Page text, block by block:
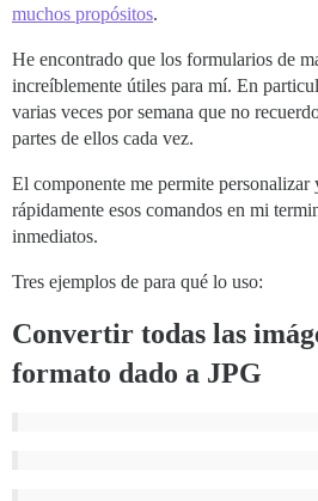
muchos propósitos.
He encontrado que los formularios de
increíblemente útiles para mí. En
varias veces por semana que no
partes de ellos cada vez.
El componente me permite personalizar
rápidamente esos comandos en mi
inmediatos.
Tres ejemplos de para qué lo uso:
Convertir todas las
formato dado a JPG